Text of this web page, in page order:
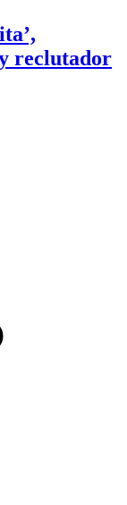
reclutador